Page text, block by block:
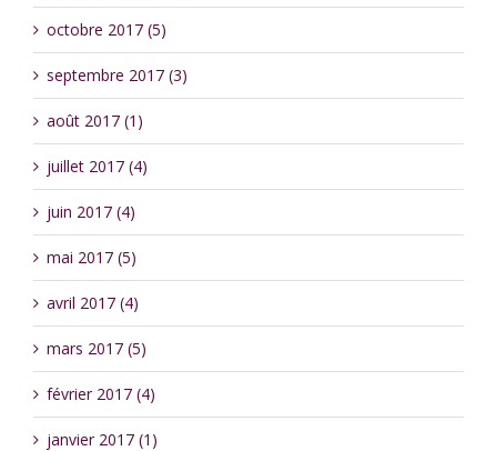
octobre 2017 (5)
septembre 2017 (3)
août 2017 (1)
juillet 2017 (4)
juin 2017 (4)
mai 2017 (5)
avril 2017 (4)
mars 2017 (5)
février 2017 (4)
janvier 2017 (1)